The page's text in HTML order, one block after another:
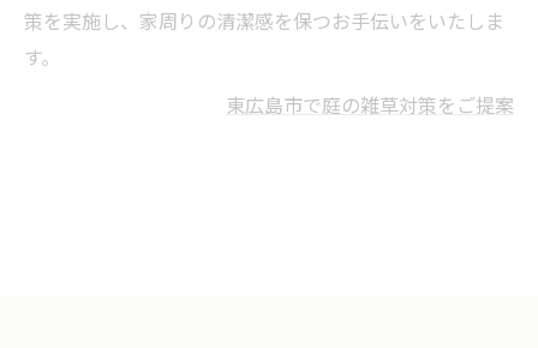
策を実施し、家周りの清潔感を保つお手伝いをいたしま
す。
東広島市で庭の雑草対策をご提案